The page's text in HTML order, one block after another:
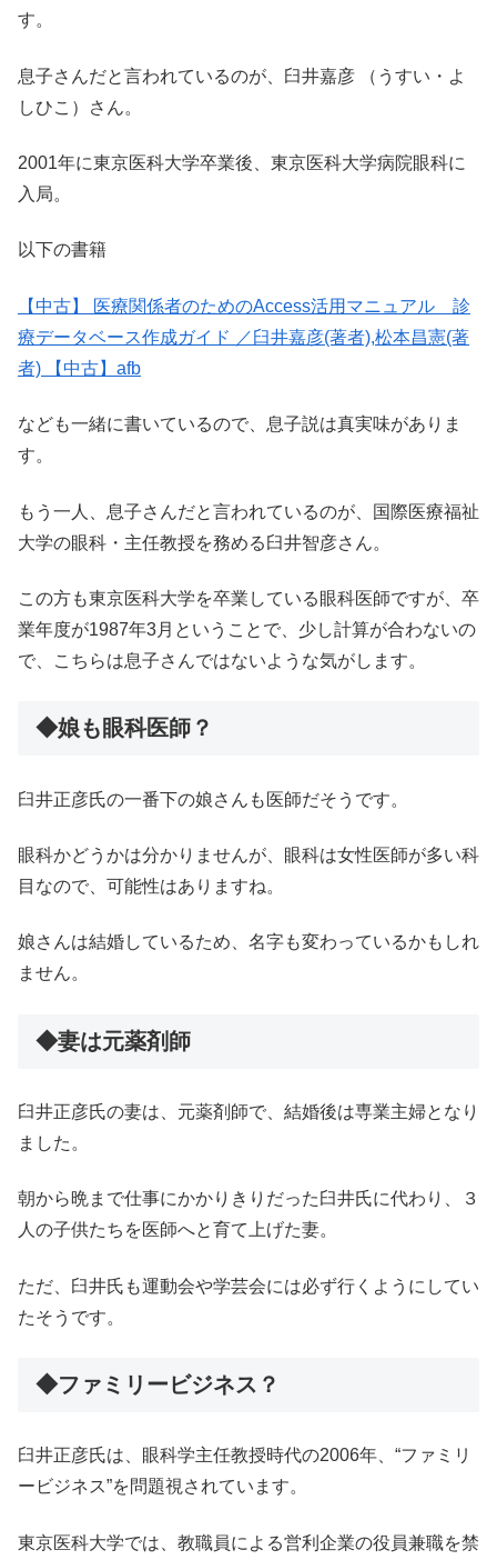
す。
息子さんだと言われているのが、臼井嘉彦 （うすい・よ
しひこ）さん。
2001年に東京医科大学卒業後、東京医科大学病院眼科に
入局。
以下の書籍
【中古】 医療関係者のためのAccess活用マニュアル 診
療データベース作成ガイド ／臼井嘉彦(著者),松本昌憲(著
者) 【中古】afb
なども一緒に書いているので、息子説は真実味がありま
す。
もう一人、息子さんだと言われているのが、国際医療福祉
大学の眼科・主任教授を務める臼井智彦さん。
この方も東京医科大学を卒業している眼科医師ですが、卒
業年度が1987年3月ということで、少し計算が合わないの
で、こちらは息子さんではないような気がします。
◆娘も眼科医師？
臼井正彦氏の一番下の娘さんも医師だそうです。
眼科かどうかは分かりませんが、眼科は女性医師が多い科
目なので、可能性はありますね。
娘さんは結婚しているため、名字も変わっているかもしれ
ません。
◆妻は元薬剤師
臼井正彦氏の妻は、元薬剤師で、結婚後は専業主婦となり
ました。
朝から晩まで仕事にかかりきりだった臼井氏に代わり、３
人の子供たちを医師へと育て上げた妻。
ただ、臼井氏も運動会や学芸会には必ず行くようにしてい
たそうです。
◆ファミリービジネス？
臼井正彦氏は、眼科学主任教授時代の2006年、“ファミリ
ービジネス”を問題視されています。
東京医科大学では、教職員による営利企業の役員兼職を禁